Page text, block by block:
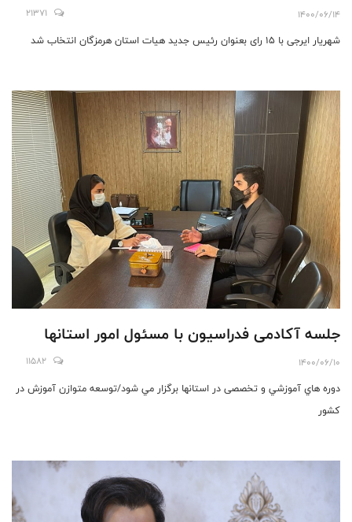
1400/06/14
21371
شهریار ایرجی با ۱۵ رای بعنوان رئیس جدید هیات استان هرمزگان انتخاب شد
جلسه آکادمی فدراسیون با مسئول امور استانها
1400/06/10
11582
دوره هاي آموزشي و تخصصی در استانها برگزار مي شود/توسعه متوازن آموزش در
کشور